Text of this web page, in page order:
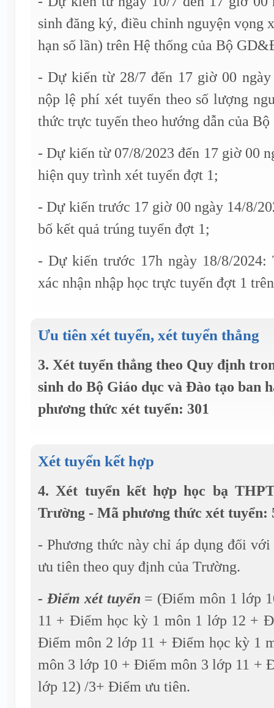
sinh đăng ký, điều chỉnh nguyện vọng
hạn số lần) trên Hệ thống của Bộ
- Dự kiến từ 28/7 đến 17 giờ 00
nộp lệ phí xét tuyển theo số lượng
thức trực tuyến theo hướng dẫn của
- Dự kiến từ 07/8/2023 đến 17 giờ 00
hiện quy trình xét tuyển đợt 1;
- Dự kiến trước 17 giờ 00 ngày 14/8/
bố kết quả trúng tuyển đợt 1;
- Dự kiến trước 17h ngày 18/8/2024:
xác nhận nhập học trực tuyến đợt 1
Ưu tiên xét tuyển, xét tuyển thẳng
3. Xét tuyển thẳng theo Quy định
sinh do Bộ Giáo dục và Đào tạo ban
phương thức xét tuyển: 301
Xét tuyển kết hợp
4. Xét tuyển kết hợp học bạ
Trường - Mã phương thức xét tuyển:
- Phương thức này chỉ áp dụng đối
ưu tiên theo quy định của Trường.
- Điểm xét tuyển = (Điểm môn 1 lớp
11 + Điểm học kỳ 1 môn 1 lớp 12 +
Điểm môn 2 lớp 11 + Điểm học kỳ 1
môn 3 lớp 10 + Điểm môn 3 lớp 11 +
lớp 12) /3+ Điểm ưu tiên.